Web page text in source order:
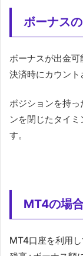
ボーナス
ボーナスが出金
決済時にカウント
ポジションを持っ
ンを閉じたタイ
す。
MT4の場
MT4口座を利用